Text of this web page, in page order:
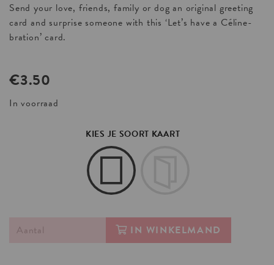
Send your love, friends, family or dog an original greeting
card and surprise someone with this ‘Let’s have a Céline-
bration’ card.
€3.50
In voorraad
KIES JE SOORT KAART
IN WINKELMAND